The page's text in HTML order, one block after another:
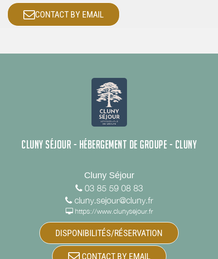
CONTACT BY EMAIL
CLUNY SÉJOUR - HÉBERGEMENT DE GROUPE - CLUNY
Cluny Séjour
03 85 59 08 83
cluny.sejour@cluny.fr
https://www.clunysejour.fr
DISPONIBILITÉS/RÉSERVATION
CONTACT BY EMAIL